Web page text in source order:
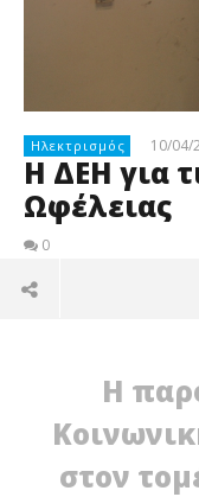
Ηλεκτρισμός 10/04/
H ΔΕΗ για
Ωφέλειας
0
Η
στον